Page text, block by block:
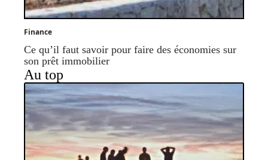
Finance
Ce qu’il faut savoir pour faire des économies sur
son prêt immobilier
Au top